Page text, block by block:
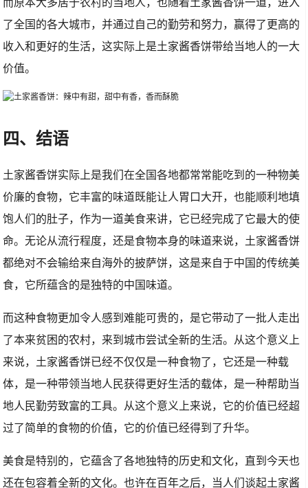
了全国的各大城市，并通过自己的勤劳和努力，赢得了更高的
收入和更好的生活，这实际上是土家酱香饼带给当地人的一大
价值。
四、结语
土家酱香饼实际上是我们在全国各地都常常能吃到的一种物美
价廉的食物，它丰富的味道既能让人胃口大开，也能顺利地填
饱人们的肚子，作为一道美食来讲，它已经完成了它最大的使
命。无论从流行程度，还是食物本身的味道来说，土家酱香饼
都绝对不会输给来自海外的披萨饼，这是来自于中国的传统美
食，它所蕴含的是独特的中国味道。
而这种食物更加令人感到难能可贵的，是它带动了一批人走出
了本来贫困的农村，来到城市尝试全新的生活。从这个意义上
来说，土家酱香饼已经不仅仅是一种食物了，它还是一种载
体，是一种带领当地人民获得更好生活的载体，是一种帮助当
地人民勤劳致富的工具。从这个意义上来说，它的价值已经超
过了简单的食物的价值，它的价值已经得到了升华。
美食是特别的，它蕴含了各地独特的历史和文化，直到今天也
还在包容着全新的文化。也许在百年之后，当人们谈起土家酱